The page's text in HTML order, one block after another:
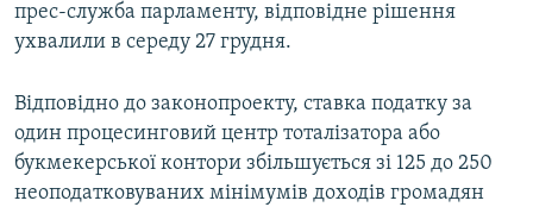
прес-служба парламенту, відповідне рішення
ухвалили в середу 27 грудня.
Відповідно до законопроекту, ставка податку за
один процесинговий центр тоталізатора або
букмекерської контори збільшується зі 125 до 250
неоподатковуваних мінімумів доходів громадян